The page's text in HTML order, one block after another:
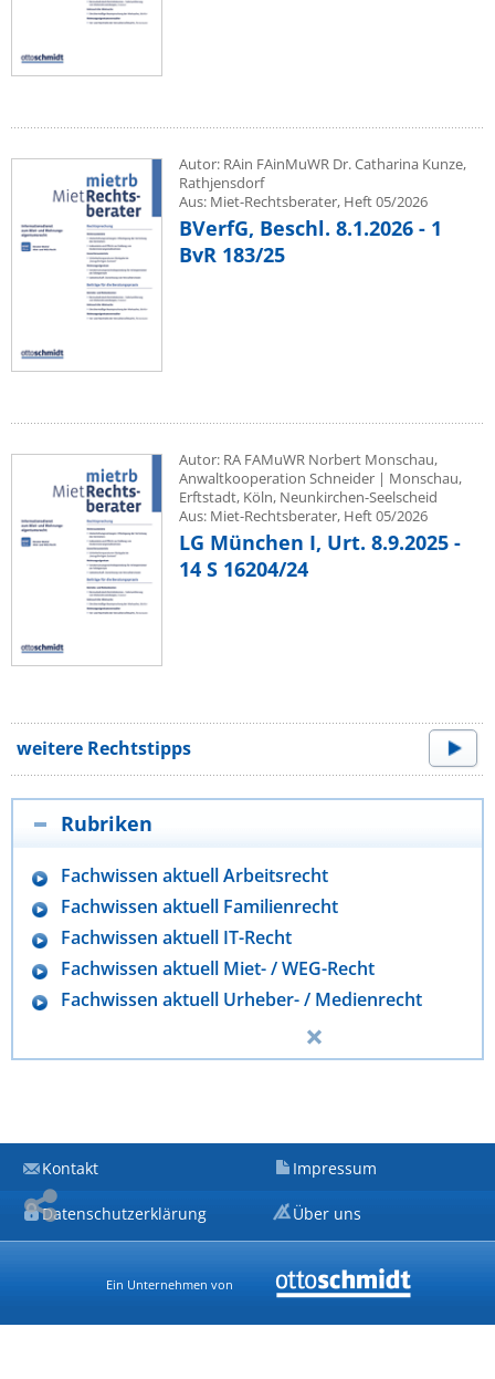
Autor: RAin FAinMuWR Dr. Catharina Kunze,
Rathjensdorf
Aus: Miet-Rechtsberater, Heft 05/2026
BVerfG, Beschl. 8.1.2026 - 1
BvR 183/25
Autor: RA FAMuWR Norbert Monschau,
Anwaltkooperation Schneider | Monschau,
Erftstadt, Köln, Neunkirchen-Seelscheid
Aus: Miet-Rechtsberater, Heft 05/2026
LG München I, Urt. 8.9.2025 -
14 S 16204/24
weitere Rechtstipps
Rubriken
Fachwissen aktuell Arbeitsrecht
Fachwissen aktuell Familienrecht
Fachwissen aktuell IT-Recht
Fachwissen aktuell Miet- / WEG-Recht
Fachwissen aktuell Urheber- / Medienrecht
Kontakt Impressum
Datenschutzerklärung Über uns
Ein Unternehmen von